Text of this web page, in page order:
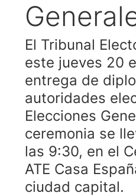
El Tribunal
este jueves 20
entrega de
autoridades
Elecciones
ceremonia se
las 9:30, en el
ATE Casa
ciudad capital.